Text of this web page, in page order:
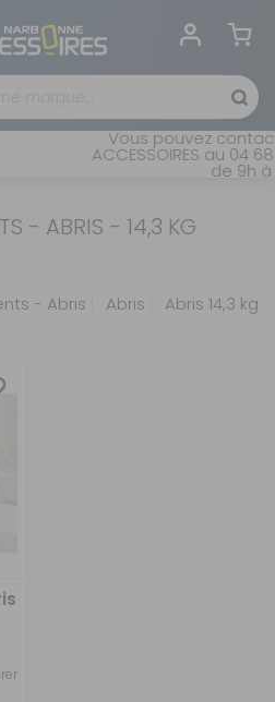
Vous pouvez
ACCESSOIRES au 04
de 9h à
- ABRIS - 14,3 KG
- Abris Abris Abris 14,3 kg